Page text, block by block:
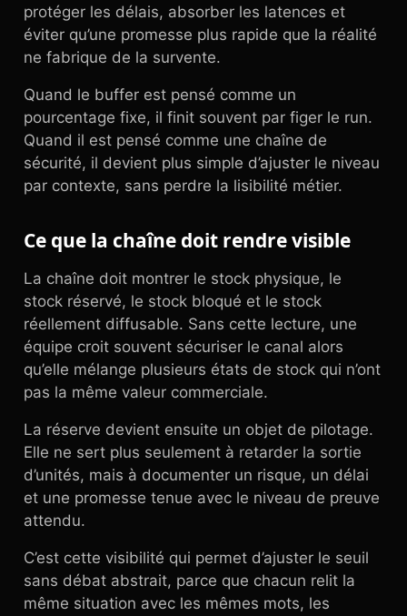
protéger les délais, absorber les latences et
éviter qu’une promesse plus rapide que la réalité
ne fabrique de la survente.
Quand le buffer est pensé comme un
pourcentage fixe, il finit souvent par figer le run.
Quand il est pensé comme une chaîne de
sécurité, il devient plus simple d’ajuster le niveau
par contexte, sans perdre la lisibilité métier.
Ce que la chaîne doit rendre visible
La chaîne doit montrer le stock physique, le
stock réservé, le stock bloqué et le stock
réellement diffusable. Sans cette lecture, une
équipe croit souvent sécuriser le canal alors
qu’elle mélange plusieurs états de stock qui n’ont
pas la même valeur commerciale.
La réserve devient ensuite un objet de pilotage.
Elle ne sert plus seulement à retarder la sortie
d’unités, mais à documenter un risque, un délai
et une promesse tenue avec le niveau de preuve
attendu.
C’est cette visibilité qui permet d’ajuster le seuil
sans débat abstrait, parce que chacun relit la
même situation avec les mêmes mots, les